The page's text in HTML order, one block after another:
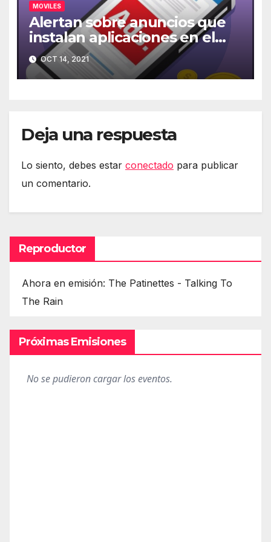
MOVILES
Alertan sobre anuncios que
instalan aplicaciones en el
móvil
OCT 14, 2021
Deja una respuesta
Lo siento, debes estar conectado para publicar
un comentario.
Reproductor
Ahora en emisión: The Patinettes - Talking To
The Rain
Próximas Emisiones